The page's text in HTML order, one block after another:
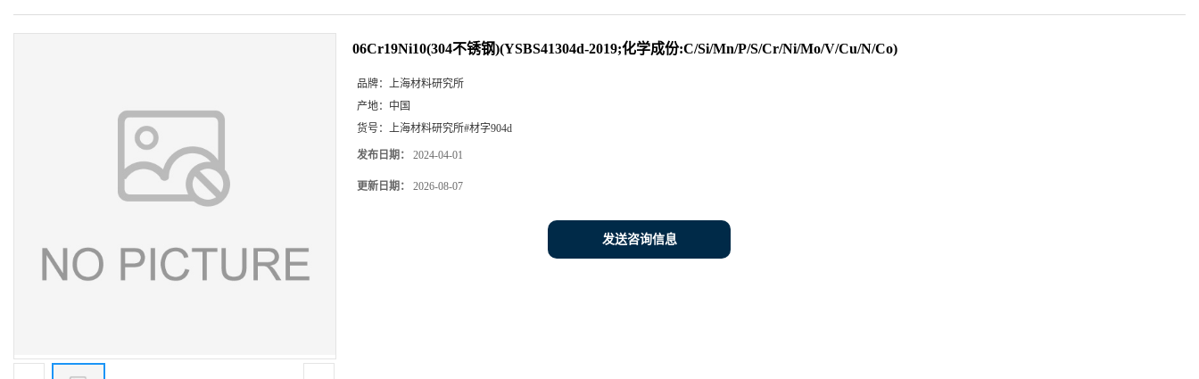
06Cr19Ni10(304不锈钢)(YSBS41304d-2019;化学成份:C/Si/Mn/P/S/Cr/Ni/Mo/V/Cu/N/Co)
品牌：
上海材料研究所
产地： 中国
货号：
上海材料研究所#材字904d
发布日期： 2024-04-01
更新日期： 2026-08-07
发送咨询信息